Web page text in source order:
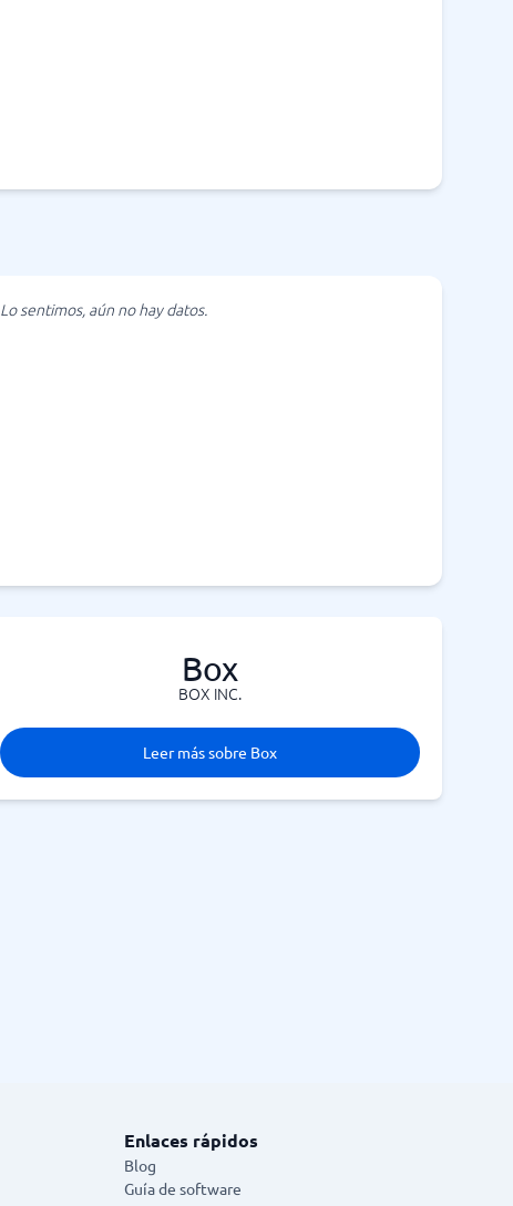
Lo sentimos, aún no hay datos.
Box
BOX INC.
Leer más sobre Box
Enlaces rápidos
Blog
Guía de software